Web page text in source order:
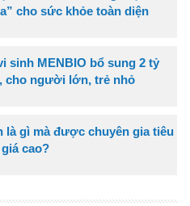
cho sức khỏe toàn diện
sinh MENBIO bổ sung 2 tỷ
cho người lớn, trẻ nhỏ
là gì mà được chuyên gia tiêu
cao?